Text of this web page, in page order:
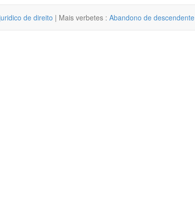
de direito | Mais verbetes : Abandono de descendente